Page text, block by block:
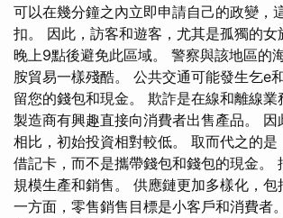
可以在幾分鐘之內立即申請自己的政變，
扣。 因此，訪客和遊客，尤其是孤獨的女
晚上9點後避免此區域。 警察與該地區的
胺貿易一樣殘酷。 公共交通可能發生乞e
留您的錢包和現金。 欺詐是在線和離線業
製造商有興趣直接向消費​​者出售產品。 因
相比，初始投資相對較低。 取而代之的
借記卡，而不是攜帶錢包和錢包的現金。
規模生產和銷售。 供應鏈更加多樣化，包
一方面，零售銷售目標是小客戶和消費者。